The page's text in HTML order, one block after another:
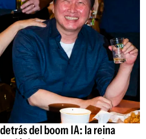
del boom IA: la reina